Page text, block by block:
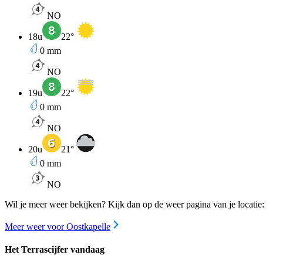
NO
18u 22°
0 mm
NO
19u 22°
0 mm
NO
20u 21°
0 mm
NO
Wil je meer weer bekijken? Kijk dan op de weer pagina van je locatie:
Meer weer voor Oostkapelle
Het Terrascijfer vandaag